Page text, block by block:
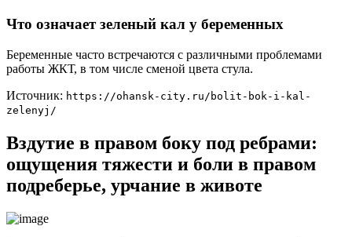
Что означает зеленый кал у беременных
Беременные часто встречаются с различными проблемами
работы ЖКТ, в том числе сменой цвета стула.
Источник: https://ohansk-city.ru/bolit-bok-i-kal-
zelenyj/
Вздутие в правом боку под ребрами:
ощущения тяжести и боли в правом
подреберье, урчание в животе